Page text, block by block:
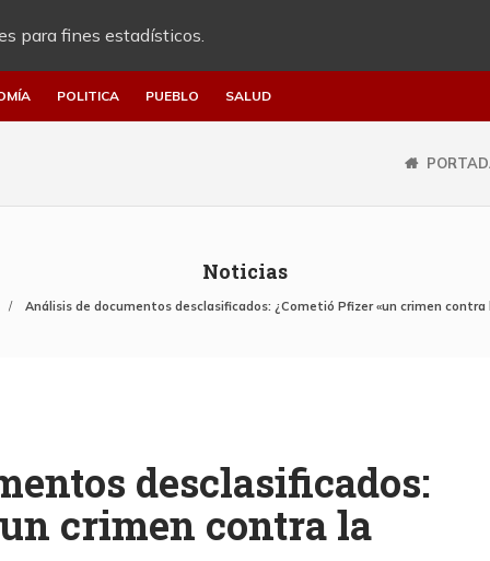
para fines estadísticos.
POLITICA PUEBLO SALUD
Noticias
Análisis de documentos desclasificados: ¿Cometió Pfizer «un crimen contra
desclasificados:
crimen contra la